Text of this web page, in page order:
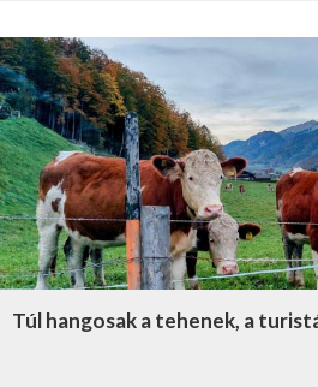
Túl hangosak a tehenek, a